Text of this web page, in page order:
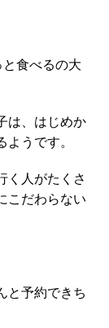
食べるの大
は、はじめか
うです。
く人がたくさ
こだわらない
と予約できち